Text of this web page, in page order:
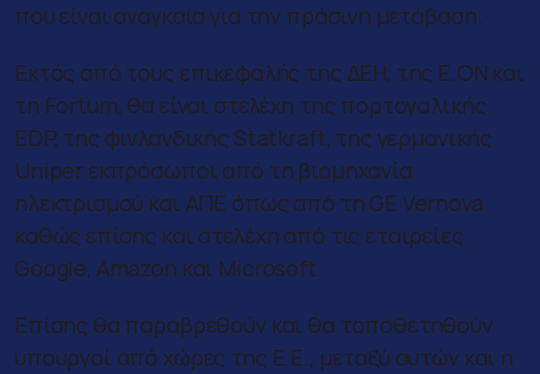
που είναι αναγκαία για την πράσινη μετάβαση.
Εκτός από τους επικεφαλής της ΔΕΗ, της E.ON και
τη Fortum, θα είναι στελέχη της πορτογαλικής
EDP, της φινλανδικής Statkraft, της γερμανικής
Uniper εκπρόσωποι από τη βιομηχανία
ηλεκτρισμού και ΑΠΕ όπως από τη GE Vernova
καθώς επίσης και στελέχη από τις εταιρείες
Google, Amazon και Microsoft.
Επίσης θα παραβρεθούν και θα τοποθετηθούν
υπουργοί από χώρες της Ε.Ε., μεταξύ αυτών και η